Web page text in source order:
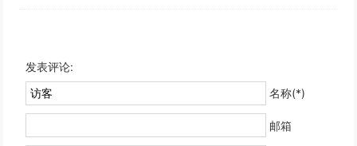
发表评论:
名称(*)
邮箱